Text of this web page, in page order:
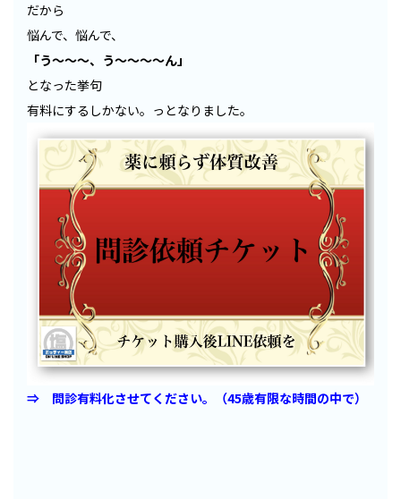
だから
悩んで、悩んで、
「う〜〜〜、う〜〜〜〜ん」
となった挙句
有料にするしかない。っとなりました。
⇒ 問診有料化させてください。（45歳有限な時間の中で）